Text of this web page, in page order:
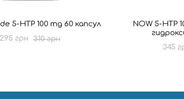
5-HTP 100 mg 60 капсул
310 грн
295 грн
NOW 5-HTP
345